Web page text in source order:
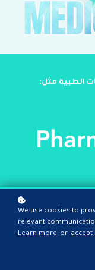
الطبية مثل
We use cookies to
relevant
Learn more or accept